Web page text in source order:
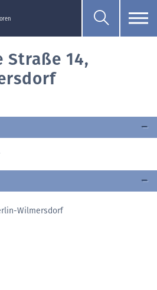
Straße 14,
Wilmersdorf